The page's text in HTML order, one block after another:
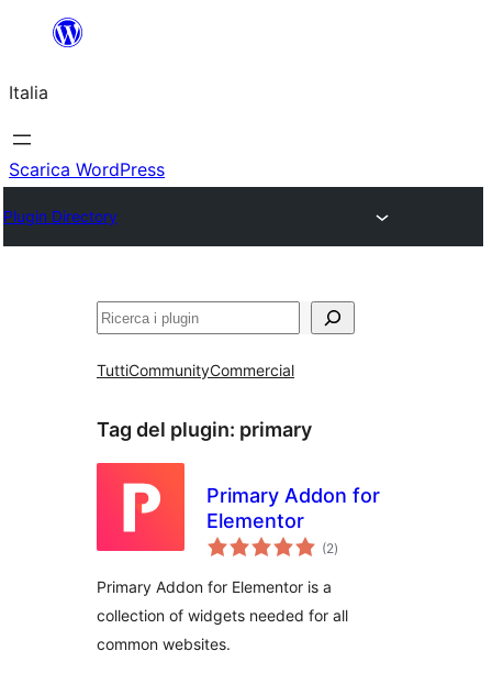
contenuto
Italia
Scarica WordPress
Plugin Directory
Cerca
TuttiCommunityCommercial
Tag del plugin: primary
Primary Addon for
Elementor
(2valutazioni
totali
)
Primary Addon for Elementor is a
collection of widgets needed for all
common websites.